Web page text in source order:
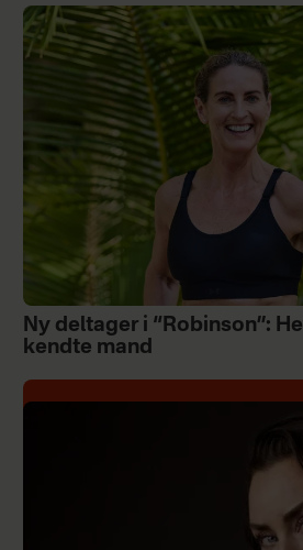
Ny deltager i “Robinson”:
kendte mand